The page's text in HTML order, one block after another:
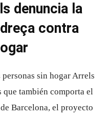
denuncia la
contra
sin hogar Arrels
también comporta el
Barcelona, el proyecto